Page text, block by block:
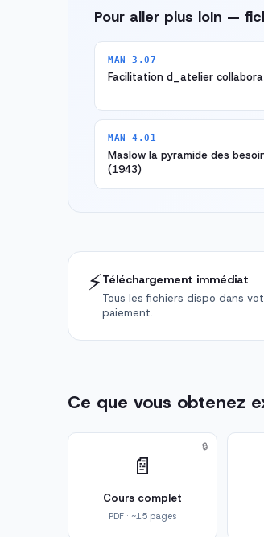
Pour aller plus loin —
MAN 3.07
Facilitation d_atelier
MAN 4.01
Maslow la pyramide des
(1943)
⚡Téléchargement immédiat
Tous les fichiers dispo dans
paiement.
Ce que vous obtenez
📄
Cours complet
PDF · ~15 pages
🔒